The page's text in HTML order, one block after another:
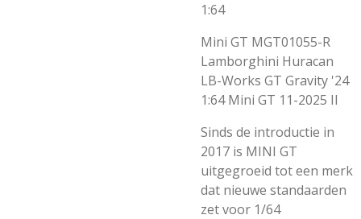
1:64
Mini GT MGT01055-R
Lamborghini Huracan
LB-Works GT Gravity '24
1:64 Mini GT 11-2025 II
Sinds de introductie in
2017 is MINI GT
uitgegroeid tot een merk
dat nieuwe standaarden
zet voor 1/64